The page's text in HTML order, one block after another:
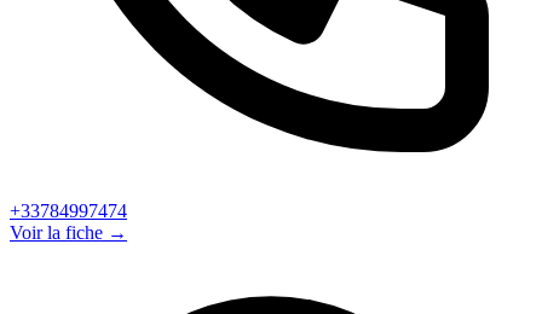
+33784997474
Voir la fiche →